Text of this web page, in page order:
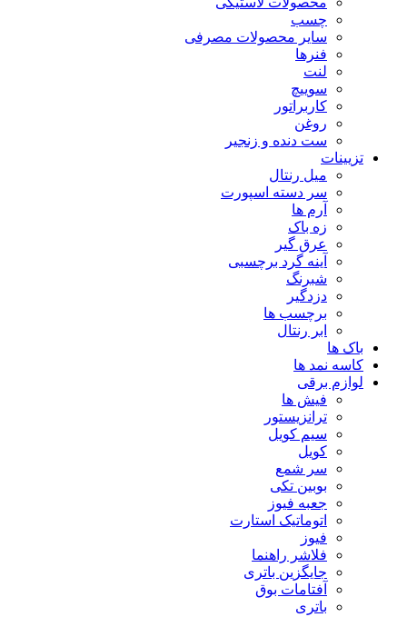
چسب
سایر محصولات مصرفی
فنرها
لنت
سوییچ
کاربراتور
روغن
ست دنده و زنجیر
تزیینات
میل رنتال
سر دسته اسپورت
آرم ها
زه باک
عرق گیر
آینه گرد برچسبی
شبرنگ
دزدگیر
برچسب ها
ابر رنتال
باک ها
کاسه نمد ها
لوازم برقی
فیش ها
ترانزیستور
سیم کویل
کویل
سر شمع
بوبین تکی
جعبه فیوز
اتوماتیک استارت
فیوز
فلاشر راهنما
جایگزین باتری
آفتامات بوق
باتری